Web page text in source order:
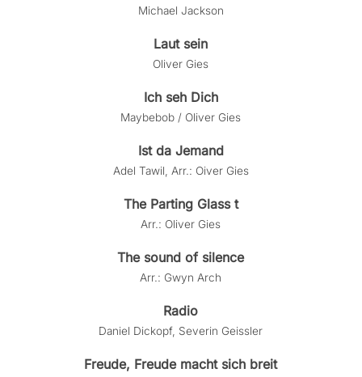
Michael Jackson
Laut sein
Oliver Gies
Ich seh Dich
Maybebob / Oliver Gies
Ist da Jemand
Adel Tawil, Arr.: Oiver Gies
The Parting Glass t
Arr.: Oliver Gies
The sound of silence
Arr.: Gwyn Arch
Radio
Daniel Dickopf, Severin Geissler
Freude, Freude macht sich breit